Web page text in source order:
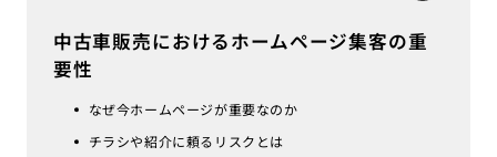
中古車販売におけるホームページ集客の重
要性
なぜ今ホームページが重要なのか
チラシや紹介に頼るリスクとは